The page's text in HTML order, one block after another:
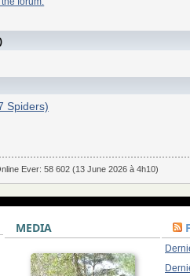
Spiders)
Ever: 58 602 (13 June 2026 à 4h10)
MEDIA